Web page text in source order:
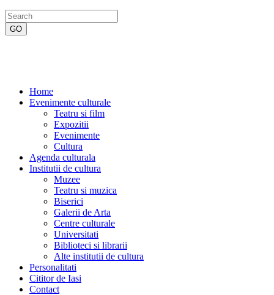
Home
Evenimente culturale
Teatru si film
Expozitii
Evenimente
Cultura
Agenda culturala
Institutii de cultura
Muzee
Teatru si muzica
Biserici
Galerii de Arta
Centre culturale
Universitati
Biblioteci si librarii
Alte institutii de cultura
Personalitati
Cititor de Iasi
Contact